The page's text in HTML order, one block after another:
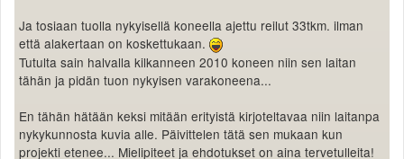
Ja tosiaan tuolla nykyisellä koneella ajettu reilut 33tkm. ilman
että alakertaan on koskettukaan.
Tutulta sain halvalla kilkanneen 2010 koneen niin sen laitan
tähän ja pidän tuon nykyisen varakoneena...
En tähän hätään keksi mitään erityistä kirjoteltavaa niin laitanpa
nykykunnosta kuvia alle. Päivittelen tätä sen mukaan kun
projekti etenee... Mielipiteet ja ehdotukset on aina tervetulleita!